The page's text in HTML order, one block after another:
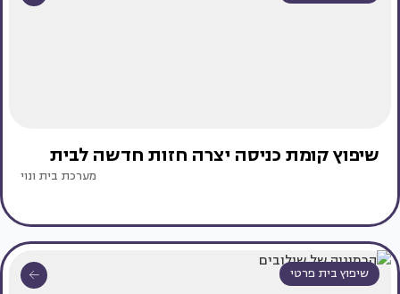
שיפוץ קומת כניסה יצרה חזות חדשה לבית
מערכת בית ונוי
שיפוץ בית פרטי